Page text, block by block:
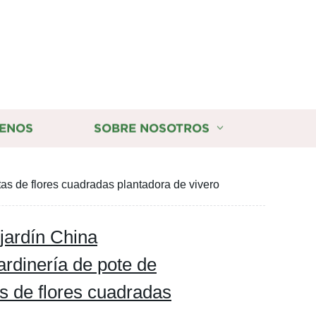
SOBRE NOSOTROS
de flores cuadradas plantadora de vivero
China
de pote de
de flores cuadradas